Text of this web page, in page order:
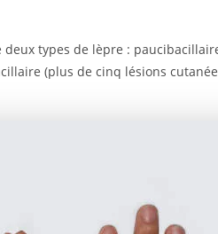
types de lèpre :
(plus de cinq lésions